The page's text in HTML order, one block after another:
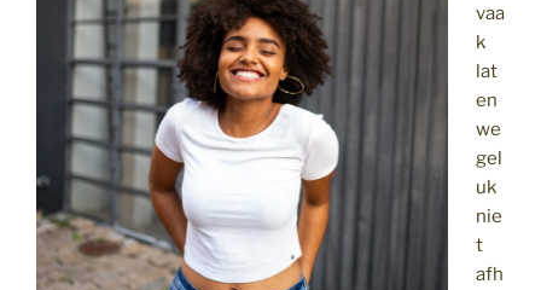
vaa
k
lat
en
we
gel
uk
nie
t
afh